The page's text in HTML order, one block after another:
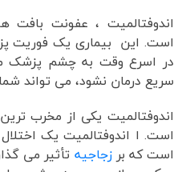
اندوفتالمیت ، عفونت بافت
است. این بیماری یک فوریت
در اسرع وقت به چشم پزشک
سریع درمان نشود، می تواند شما
اندوفتالمیت یکی از مخرب
است. ا اندوفتالمیت یک
است که برزجاجیه تأثیر می